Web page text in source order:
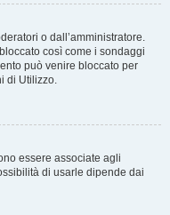
o dall’amministratore.
così come i sondaggi
può venire bloccato per
di Utilizzo.
essere associate agli
di usarle dipende dai